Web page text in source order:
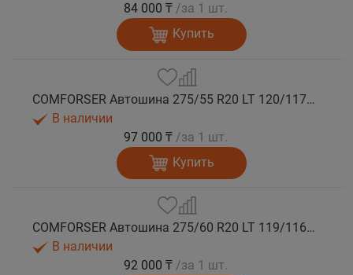
84 000 ₸ /за 1 шт.
Купить
COMFORSER Автошина 275/55 R20 LT 120/117S CF1100 10PR RWL лето
В наличии
97 000 ₸ /за 1 шт.
Купить
COMFORSER Автошина 275/60 R20 LT 119/116S CF1100 8PR RWL лето
В наличии
92 000 ₸ /за 1 шт.